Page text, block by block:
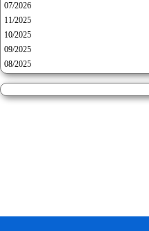
07/2026
11/2025
10/2025
09/2025
08/2025